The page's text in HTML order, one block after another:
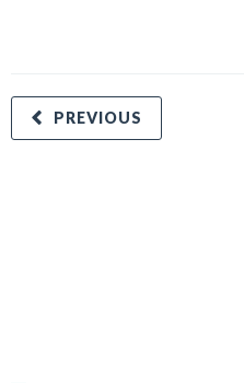
PREVIOUS